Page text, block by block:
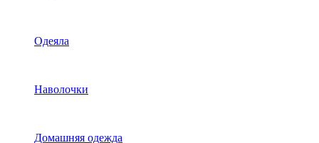
Одеяла
Наволочки
Домашняя одежда